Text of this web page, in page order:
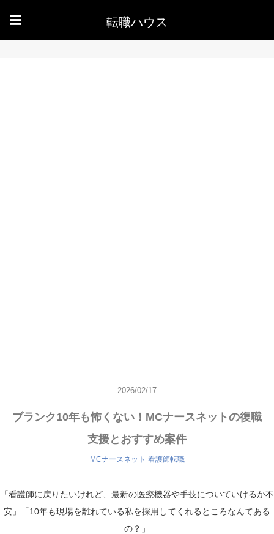
☰ 転職ハウス
2026/02/17
ブランク10年も怖くない！MCナースネットの復職
支援とおすすめ案件
MCナースネット 看護師転職
「看護師に戻りたいけれど、最新の医療機器や手技についていけるか不
安」「10年も現場を離れている私を採用してくれるところなんてある
の？」